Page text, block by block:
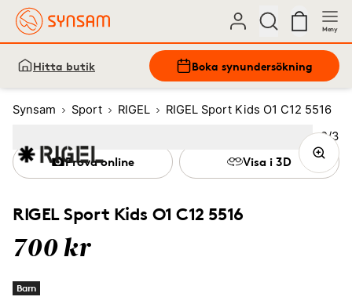
Meny
Hitta butik Boka synundersökning
Synsam Sport RIGEL RIGEL Sport Kids O1 C12 5516
RIGEL Sport Kids O1 C12 5516
700 kr
Barn
Prova online Visa i 3D
Bild
2/3
Image 3